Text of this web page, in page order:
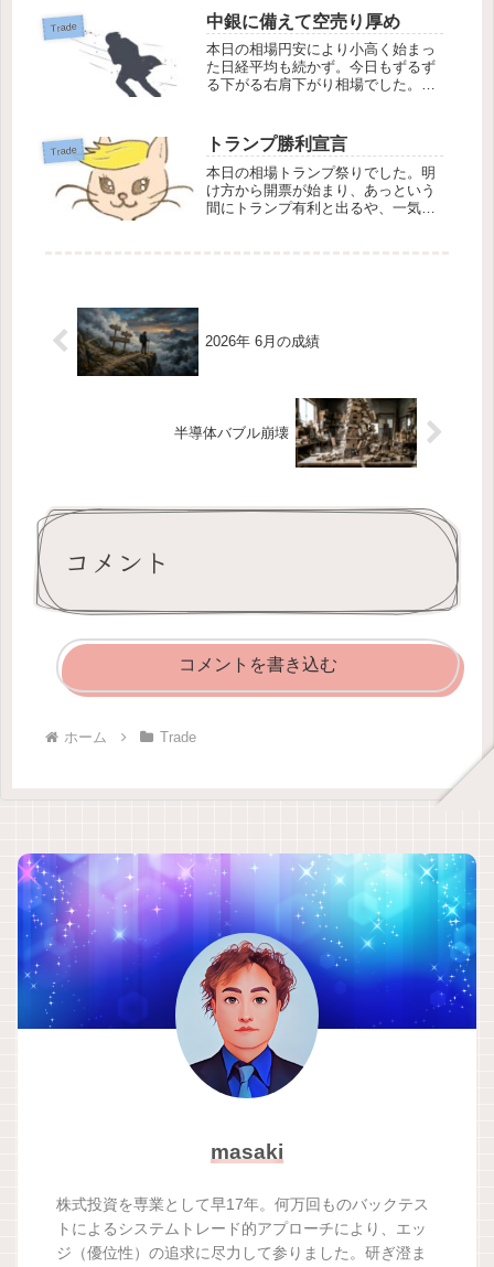
れなく上げ日は売り日。たくさんの
買い玉を逃がしましたが、ひょっと
するとこのま...
Trade 中銀に備えて空売り厚め
本日の相場円安により小高く始まっ
た日経平均も続かず。今日もずるず
る下がる右肩下がり相場でした。木
ありません。日銀総裁が何を話し、
マーケットはそれをどう受け止める
のか、あなどるこ...
Trade トランプ勝利宣言
本日の相場トランプ祭りでした。明
け方から開票が始まり、あっという
間にトランプ有利と出るや、一気に
2026年 6月の成績
半導体バブル崩壊
コメント
コメントを書き込む
ホーム Trade
masaki
株式投資を専業として早17年。何万回ものバックテス
トによるシステムトレード的アプローチにより、エッ
ジ（優位性）の追求に尽力して参りました。研ぎ澄ま